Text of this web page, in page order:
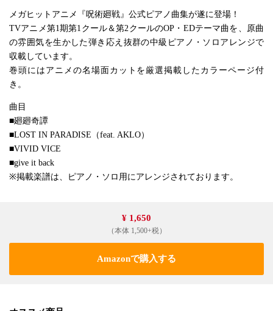
メガヒットアニメ『呪術廻戦』公式ピアノ曲集が遂に登場！
TVアニメ第1期第1クール＆第2クールのOP・EDテーマ曲を、原曲
の雰囲気を生かした弾き応え抜群の中級ピアノ・ソロアレンジで
収載しています。
巻頭にはアニメの名場面カットを厳選掲載したカラーページ付
き。
曲目
■廻廻奇譚
■LOST IN PARADISE（feat. AKLO）
■VIVID VICE
■give it back
※掲載楽譜は、ピアノ・ソロ用にアレンジされております。
¥ 1,650
（本体 1,500+税）
Amazonで購入する